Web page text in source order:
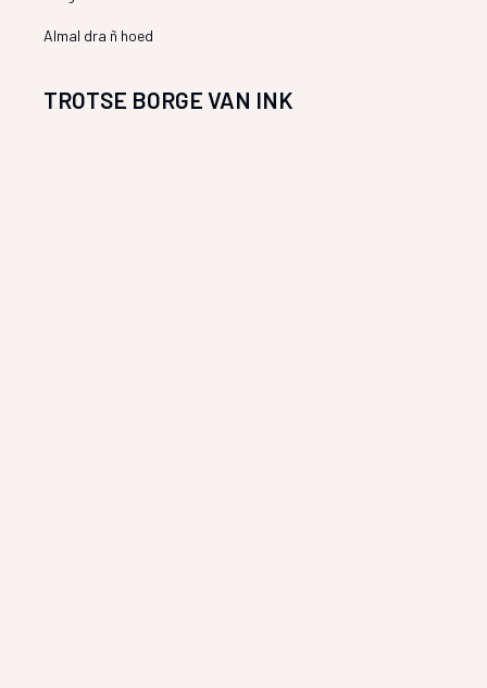
Almal dra ñ hoed
TROTSE BORGE VAN INK